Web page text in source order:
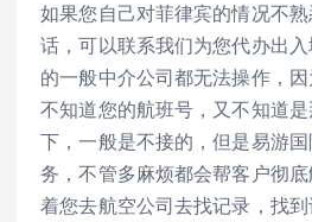
如果您自己对菲律宾的情况不
话，可以联系我们为您代办出
的一般中介公司都无法操作，
不知道您的航班号，又不知道
下，一般是不接的，但是易游
务，不管多麻烦都会帮客户彻
着您去航空公司去找记录，找